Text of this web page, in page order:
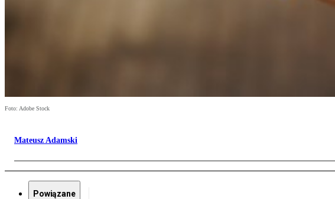
Foto: Adobe Stock
Mateusz Adamski
Powiązane